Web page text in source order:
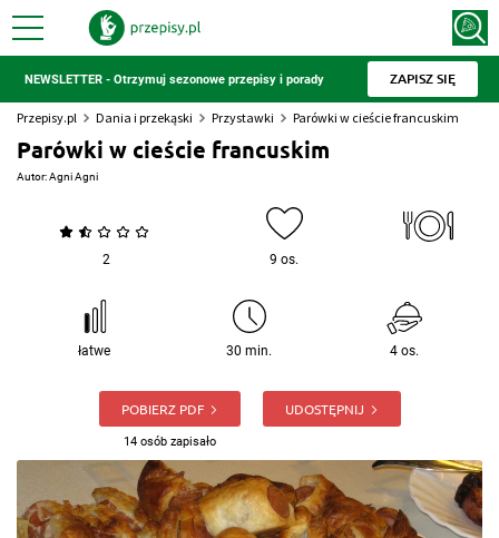
NEWSLETTER - Otrzymuj sezonowe przepisy i porady ZAPISZ SIĘ
Przepisy.pl Dania i przekąski Przystawki Parówki w cieście francuskim
Parówki w cieście francuskim
Autor:Agni Agni
2 9 os.
łatwe 30 min. 4 os.
POBIERZ PDF
14 osób zapisało
UDOSTĘPNIJ